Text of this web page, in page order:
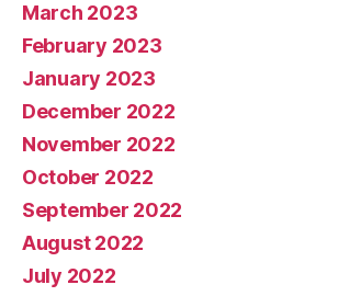
March 2023
February 2023
January 2023
December 2022
November 2022
October 2022
September 2022
August 2022
July 2022